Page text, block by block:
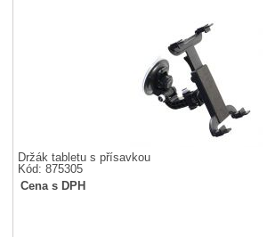
Držák tabletu s přísavkou
Kód: 875305
Cena s DPH